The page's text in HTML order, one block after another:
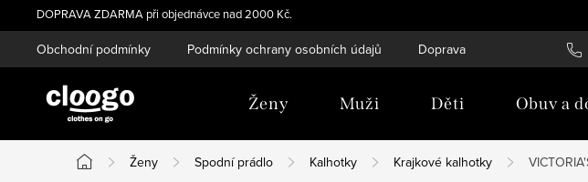
na
obsah
DOPRAVA ZDARMA při objednávce nad 2000 Kč.
Obchodní podmínky Podmínky ochrany osobních údajů Doprava Tabulka
Ženy Muži Děti Obuv a
Domů
Ženy Spodní prádlo Kalhotky Krajkové kalhotky